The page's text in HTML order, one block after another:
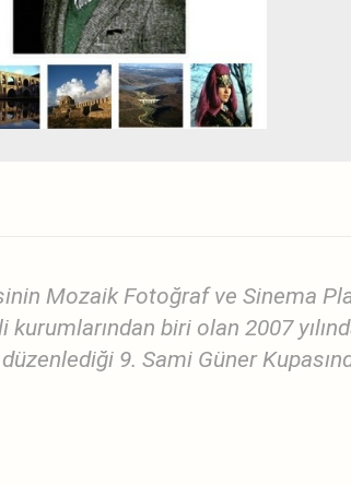
Mozaik Fotoğraf ve Sinema
biri olan 2007
9. Sami Güner